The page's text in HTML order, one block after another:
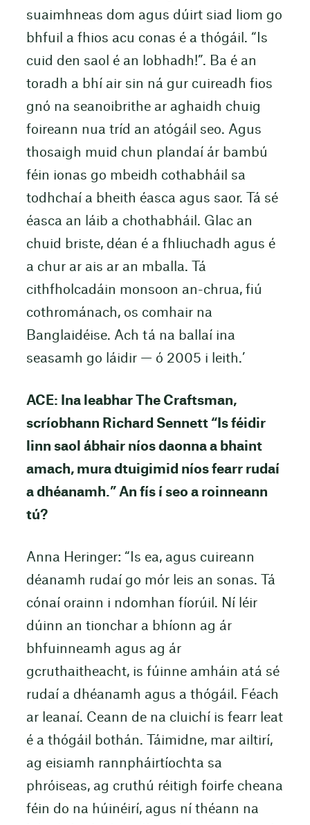
suaimhneas dom agus dúirt siad liom go
bhfuil a fhios acu conas é a thógáil. “Is
cuid den saol é an lobhadh!”. Ba é an
toradh a bhí air sin ná gur cuireadh fios
gnó na seanoibrithe ar aghaidh chuig
foireann nua tríd an atógáil seo. Agus
thosaigh muid chun plandaí ár bambú
féin ionas go mbeidh cothabháil sa
todhchaí a bheith éasca agus saor. Tá sé
éasca an láib a chothabháil. Glac an
chuid briste, déan é a fhliuchadh agus é
a chur ar ais ar an mballa. Tá
cithfholcadáin monsoon an-chrua, fiú
cothrománach, os comhair na
Banglaidéise. Ach tá na ballaí ina
seasamh go láidir — ó 2005 i leith.’
ACE: Ina leabhar The Craftsman,
scríobhann Richard Sennett “Is féidir
linn saol ábhair níos daonna a bhaint
amach, mura dtuigimid níos fearr rudaí
a dhéanamh.” An fís í seo a roinneann
tú?
Anna Heringer: “Is ea, agus cuireann
déanamh rudaí go mór leis an sonas. Tá
cónaí orainn i ndomhan fíorúil. Ní léir
dúinn an tionchar a bhíonn ag ár
bhfuinneamh agus ag ár
gcruthaitheacht, is fúinne amháin atá sé
rudaí a dhéanamh agus a thógáil. Féach
ar leanaí. Ceann de na cluichí is fearr leat
é a thógáil bothán. Táimidne, mar ailtirí,
ag eisiamh rannpháirtíochta sa
phróiseas, ag cruthú réitigh foirfe cheana
féin do na húinéirí, agus ní théann na